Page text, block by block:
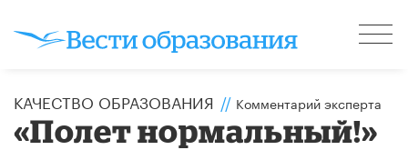
КАЧЕСТВО ОБРАЗОВАНИЯ // Комментарий эксперта
«Полет нормальный!»